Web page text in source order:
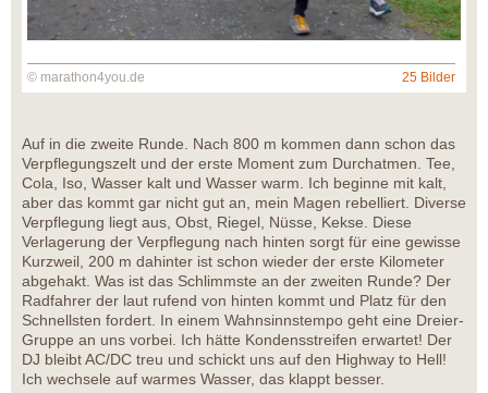
© marathon4you.de 25 Bilder
Auf in die zweite Runde. Nach 800 m kommen dann schon das
Verpflegungszelt und der erste Moment zum Durchatmen. Tee,
Cola, Iso, Wasser kalt und Wasser warm. Ich beginne mit kalt,
aber das kommt gar nicht gut an, mein Magen rebelliert. Diverse
Verpflegung liegt aus, Obst, Riegel, Nüsse, Kekse. Diese
Verlagerung der Verpflegung nach hinten sorgt für eine gewisse
Kurzweil, 200 m dahinter ist schon wieder der erste Kilometer
abgehakt. Was ist das Schlimmste an der zweiten Runde? Der
Radfahrer der laut rufend von hinten kommt und Platz für den
Schnellsten fordert. In einem Wahnsinnstempo geht eine Dreier-
Gruppe an uns vorbei. Ich hätte Kondensstreifen erwartet! Der
DJ bleibt AC/DC treu und schickt uns auf den Highway to Hell!
Ich wechsele auf warmes Wasser, das klappt besser.